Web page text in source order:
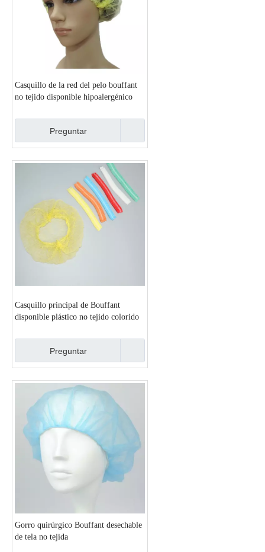
Casquillo de la red del pelo bouffant
no tejido disponible hipoalergénico
Preguntar
Casquillo principal de Bouffant
disponible plástico no tejido colorido
Preguntar
Gorro quirúrgico Bouffant desechable
de tela no tejida